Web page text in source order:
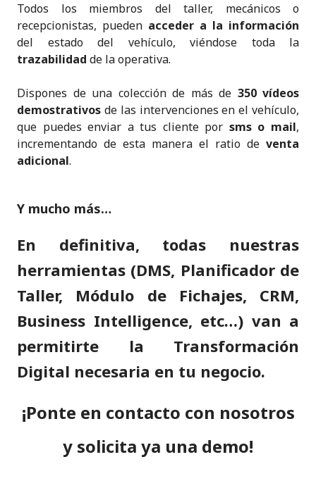
Todos los miembros del taller, mecánicos o
recepcionistas, pueden acceder a la información
del estado del vehículo, viéndose toda la
trazabilidad de la operativa.
Dispones de una colección de más de 350 vídeos
demostrativos de las intervenciones en el vehículo,
que puedes enviar a tus cliente por sms o mail,
incrementando de esta manera el ratio de venta
adicional.
Y mucho más…
En definitiva, todas nuestras
herramientas (DMS, Planificador de
Taller, Módulo de Fichajes, CRM,
Business Intelligence, etc…) van a
permitirte la Transformación
Digital necesaria en tu negocio.
¡Ponte en contacto con nosotros
y solicita ya una demo!